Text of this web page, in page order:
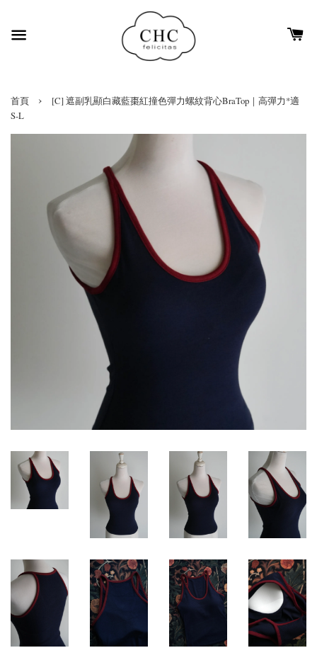
首頁 ›
[C] 遮副乳顯白藏藍棗紅撞色彈力螺紋背心BraTop｜高彈力*適
S-L